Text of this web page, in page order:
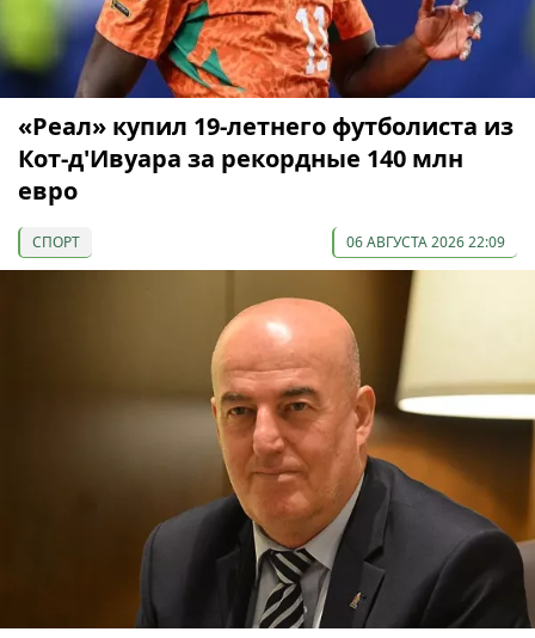
«Реал» купил 19-летнего футболиста из
Кот-д'Ивуара за рекордные 140 млн
евро
СПОРТ 06 АВГУСТА 2026 22:09